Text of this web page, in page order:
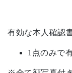
有効な本人確認
1点のみで